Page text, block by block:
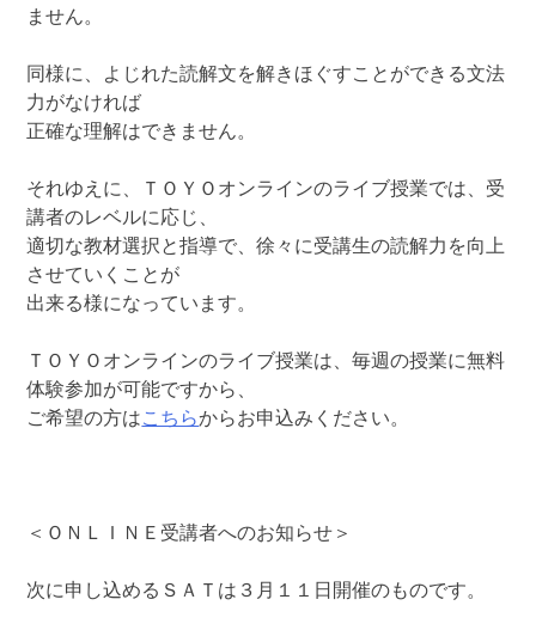
ません。
同様に、よじれた読解文を解きほぐすことができる文法
力がなければ
正確な理解はできません。
それゆえに、ＴＯＹＯオンラインのライブ授業では、受
講者のレベルに応じ、
適切な教材選択と指導で、徐々に受講生の読解力を向上
させていくことが
出来る様になっています。
ＴＯＹＯオンラインのライブ授業は、毎週の授業に無料
体験参加が可能ですから、
ご希望の方はこちらからお申込みください。
＜ＯＮＬＩＮＥ受講者へのお知らせ＞
次に申し込めるＳＡＴは３月１１日開催のものです。